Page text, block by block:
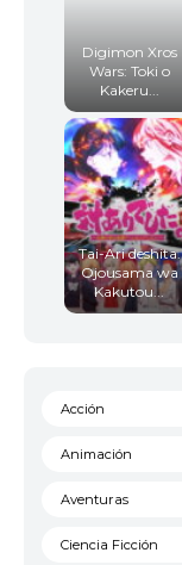
Digimon Xros
Wars: Toki o
Kakeru...
Tai-Ari deshita.
Ojousama wa
Kakutou...
Acción
Animación
Aventuras
Ciencia Ficción